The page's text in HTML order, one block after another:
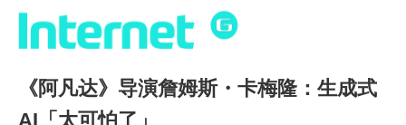
《阿凡达》导演詹姆斯・卡梅隆：生成式
AI「太可怕了」